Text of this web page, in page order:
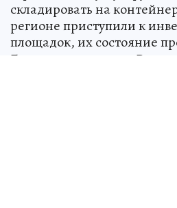
складировать на
регионе приступили к
площадок, их состояние
Госжилинспекция и